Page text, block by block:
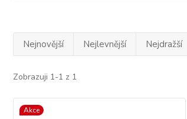
Nejnovější Nejlevnější Nejdražší
Zobrazuji 1-1 z 1
Akce